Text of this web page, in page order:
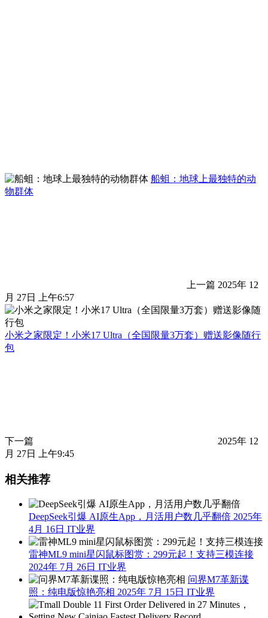
船蛆：地球上最独特的动
物群体
上一篇 2025年 12
月 27日 上午6:57
小米之家限定！小米17 Ultra（全国限量3万套）赠送影像随行
包
下一篇
2025年 12
月 27日 上午9:45
相关推荐
DeepSeek引爆 AI原生App，月活用户数几乎翻倍 2025年
4月 16日 IT业界
雷神ML9 mini星闪鼠标图赏：299元起！支持三模连接
2024年 7月 26日 IT业界
问界M7革新谍
照：纯电版惊艳亮相 2025年 7月 15日 IT业界